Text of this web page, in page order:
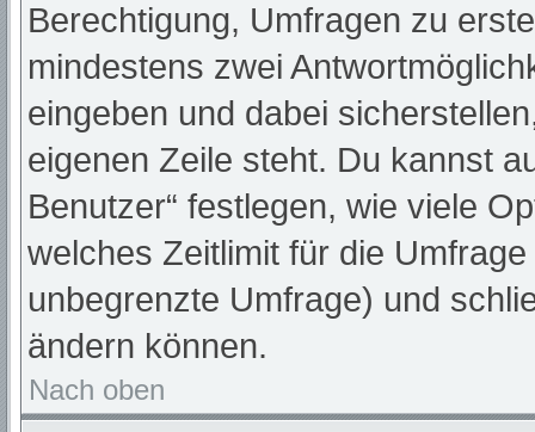
Berechtigung, Umfragen zu
mindestens zwei
eingeben und dabei
eigenen Zeile steht. Du kannst
Benutzer“ festlegen, wie viele
welches Zeitlimit für die
unbegrenzte Umfrage) und
ändern können.
Nach oben